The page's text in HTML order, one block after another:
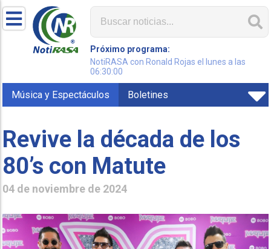
Próximo programa:
NotiRASA con Ronald Rojas el lunes a las
06:30:00
Música y Espectáculos Boletines
Revive la década de los
80’s con Matute
04 de noviembre de 2024